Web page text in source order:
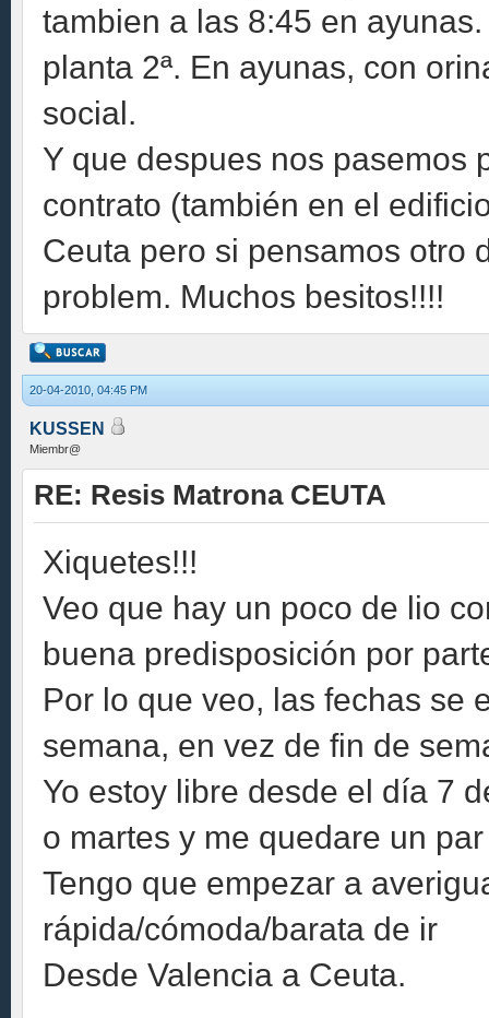
tambien a las 8:45 en
planta 2ª. En ayunas, con
social.
Y que despues nos pasemos
contrato (también en el
Ceuta pero si pensamos otro
problem. Muchos besitos!!!!
20-04-2010, 04:45 PM
KUSSEN
Miembr@
RE: Resis Matrona CEUTA
Xiquetes!!!
Veo que hay un poco de lio
buena predisposición por
Por lo que veo, las fechas se
semana, en vez de fin de
Yo estoy libre desde el día 7
o martes y me quedare un
Tengo que empezar a
rápida/cómoda/barata de ir
Desde Valencia a Ceuta.